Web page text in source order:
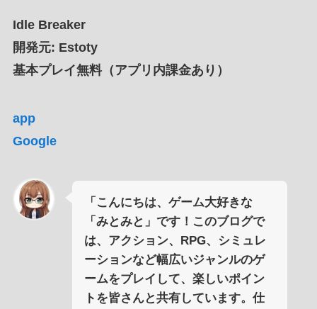
Idle Breaker
開発元: Estoty
基本プレイ無料（アプリ内課金あり）
app
Google
「こんにちは、ゲーム大好きな
「みとみと」です！このブログで
は、アクション、RPG、シミュレ
ーションなど幅広いジャンルのゲ
ームをプレイして、楽しいポイン
トを皆さんと共有しています。仕